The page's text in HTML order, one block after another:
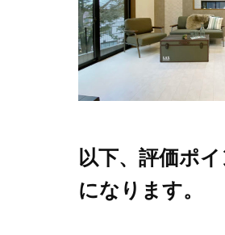
以下、評価ポ
になります。